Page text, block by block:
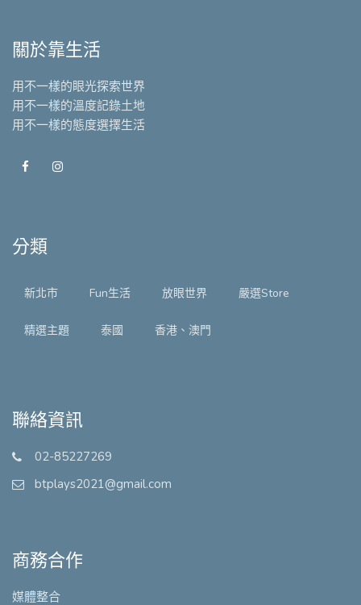
關於靠生活
用不一樣的眼光探索世界
用不一樣的溫度記錄土地
用不一樣的態度選擇生活
分類
新北市 Fun生活 放眼世界 嚴選Store
精選主題 泰國 香港、澳門
聯絡資訊
02-85227269
btplays2021@gmail.com
商務合作
媒體整合